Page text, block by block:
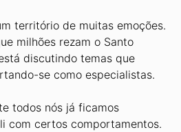
território de muitas emoções.
milhões rezam o Santo
discutindo temas que
se como especialistas.
todos nós já ficamos
com certos comportamentos.